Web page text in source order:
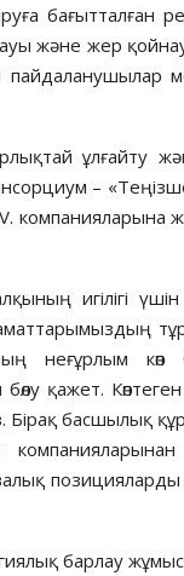
бағытталған
және жер
ұлғайту
–
компанияларына
игілігі
көп
бөлу қажет.
Бірақ басшылық
барлау